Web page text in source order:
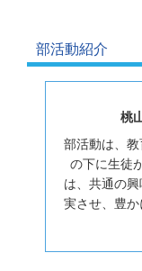
部活動紹介
桃
部活動は、
の下に生徒
は、共通の
実させ、豊